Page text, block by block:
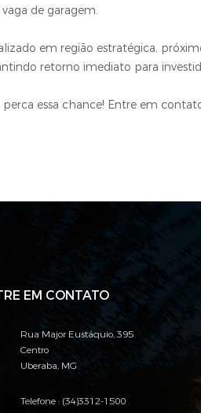
de garagem.
em região estratégica,
retorno imediato para
perca essa chance! Entre em
EM CONTATO
Rua Major Eustáquio, 395
Centro
Uberaba, MG
Telefone : (34)3312-1500